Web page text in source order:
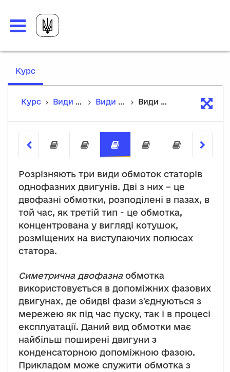
Курс,
Курс
Види обмоток і конструктивні матеріали в електротехніці. Види обмоток і конструктивні матеріали в електротехніці. Види обмоток асинхронних двигунів
Види матеріалів, що
Конструкційні матеріали,
Види обмоток
Поділ
Розрізняють три види обмоток статорів
однофазних двигунів. Дві з них – це
двофазні обмотки, розподілені в пазах, в
той час, як третій тип - це обмотка,
концентрована у вигляді котушок,
розміщених на виступаючих полюсах
статора.
Симетрична двофазнаобмотка
використовується в допоміжних фазових
двигунах, де обидві фази з'єднуються з
мережею як під час пуску, так і в процесі
експлуатації. Даний вид обмотки має
найбільш поширені двигуни з
конденсаторною допоміжною фазою.
Прикладом може служити обмотка з